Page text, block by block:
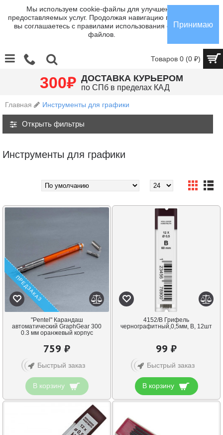
Мы используем cookie-файлы для улучшения
предоставляемых услуг. Продолжая навигацию по сайту,
вы соглашаетесь с правилами использования cookie-
файлов.
Принимаю
Товаров 0 (0 ₽)
300₽ ДОСТАВКА КУРЬЕРОМ
по СПб в пределах КАД
Главная Инструменты для графики
Открыть фильтры
Инструменты для графики
ПРЕДЗАКАЗ
"Pentel" Карандаш
автоматический GraphGear 300
0.3 мм оранжевый корпус
759 ₽
Быстрый заказ
В корзину
4152/B Грифель
чернографитный,0,5мм, В, 12шт
99 ₽
Быстрый заказ
В корзину